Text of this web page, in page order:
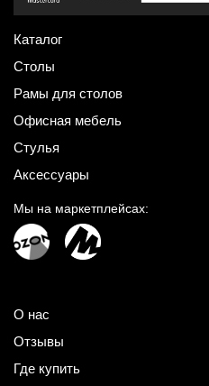
Каталог
Столы
Рамы для столов
Офисная мебель
Стулья
Аксессуары
Мы на маркетплейсах:
О нас
Отзывы
Где купить